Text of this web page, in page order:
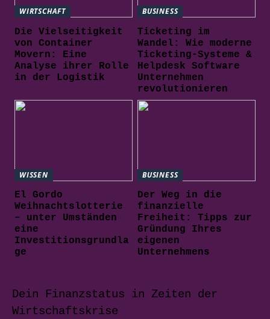
WIRTSCHAFT
Die Vielseitigkeit
von Container
Movern: Eine
Analyse ihrer Rolle
in der Logistik
BUSINESS
Ticketing im
Wandel: Wie moderne
Ticketing-Systeme &
Helpdesk Software
Unternehmen
revolutionieren
WISSEN
El Gordo
Weihnachtslotterie
– unter Umständen
eine
Investitionsgrundla
ge
BUSINESS
Der Weg in die
finanzielle
Freiheit: Tipps zur
Gründung Ihres
eigenen
Unternehmens
Dein Finanzstatus in Zeiten der
Wirtschaftskrise